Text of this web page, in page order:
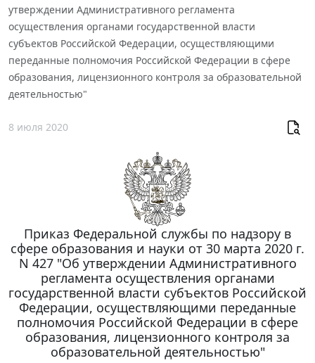
утверждении Административного регламента
осуществления органами государственной власти
субъектов Российской Федерации, осуществляющими
переданные полномочия Российской Федерации в сфере
образования, лицензионного контроля за образовательной
деятельностью"
8 июля 2020
Приказ Федеральной службы по надзору в
сфере образования и науки от 30 марта 2020 г.
N 427 "Об утверждении Административного
регламента осуществления органами
государственной власти субъектов Российской
Федерации, осуществляющими переданные
полномочия Российской Федерации в сфере
образования, лицензионного контроля за
образовательной деятельностью"